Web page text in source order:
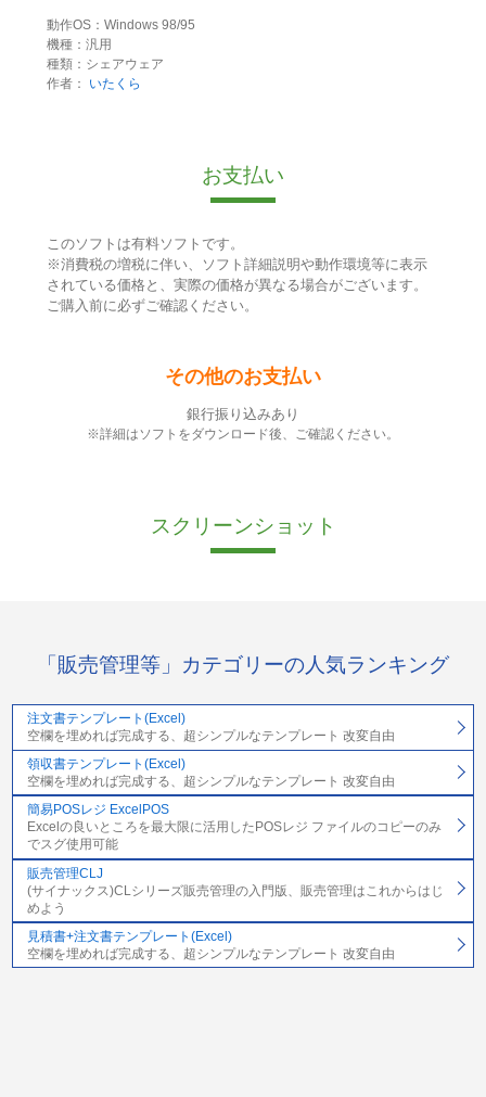
動作OS：Windows 98/95
機種：汎用
種類：シェアウェア
作者：
いたくら
お支払い
このソフトは有料ソフトです。
※消費税の増税に伴い、ソフト詳細説明や動作環境等に表示
されている価格と、実際の価格が異なる場合がございます。
ご購入前に必ずご確認ください。
その他のお支払い
銀行振り込みあり
※詳細はソフトをダウンロード後、ご確認ください。
スクリーンショット
「販売管理等」カテゴリーの人気ランキング
注文書テンプレート(Excel)
空欄を埋めれば完成する、超シンプルなテンプレート 改変自由
領収書テンプレート(Excel)
空欄を埋めれば完成する、超シンプルなテンプレート 改変自由
簡易POSレジ ExcelPOS
Excelの良いところを最大限に活用したPOSレジ ファイルのコピーのみ
でスグ使用可能
販売管理CLJ
(サイナックス)CLシリーズ販売管理の入門版、販売管理はこれからはじ
めよう
見積書+注文書テンプレート(Excel)
空欄を埋めれば完成する、超シンプルなテンプレート 改変自由